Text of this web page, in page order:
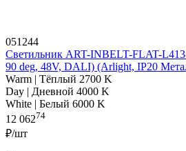
051244
Светильник ART-INBELT-FLAT-
90 deg, 48V, DALI) (Arlight, IP20
Warm | Тёплый 2700 K
Day | Дневной 4000 K
White | Белый 6000 K
12 06274
₽/шт